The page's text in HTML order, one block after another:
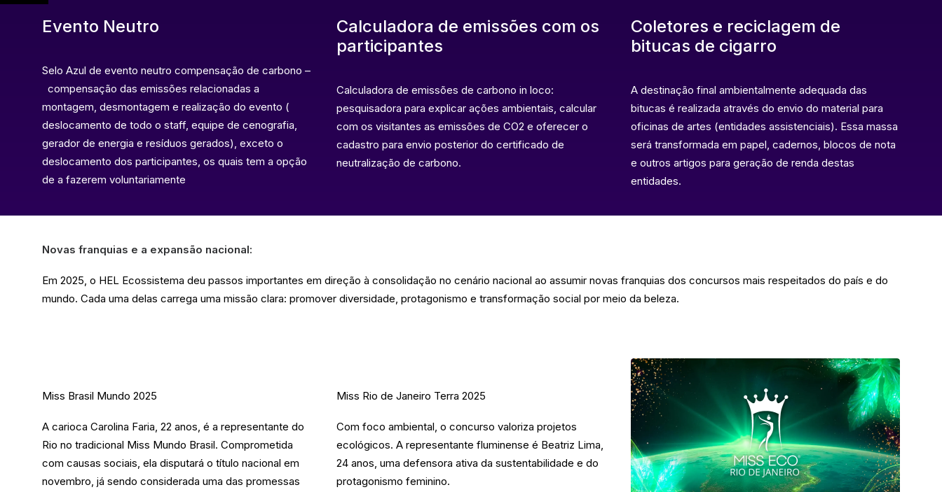
Evento Neutro
Selo Azul de evento neutro compensação de carbono –
compensação das emissões relacionadas a
montagem, desmontagem e realização do evento (
deslocamento de todo o staff, equipe de cenografia,
gerador de energia e resíduos gerados), exceto o
deslocamento dos participantes, os quais tem a opção
de a fazerem voluntariamente
Calculadora de emissões com os
participantes
Calculadora de emissões de carbono in loco:
pesquisadora para explicar ações ambientais, calcular
com os visitantes as emissões de CO2 e oferecer o
cadastro para envio posterior do certificado de
neutralização de carbono.
Coletores e reciclagem de
bitucas de cigarro
A destinação final ambientalmente adequada das
bitucas é realizada através do envio do material para
oficinas de artes (entidades assistenciais). Essa massa
será transformada em papel, cadernos, blocos de nota
e outros artigos para geração de renda destas
entidades.
Novas franquias e a expansão nacional:
Em 2025, o HEL Ecossistema deu passos importantes em direção à consolidação no cenário nacional ao assumir novas franquias dos concursos mais respeitados do país e do
mundo. Cada uma delas carrega uma missão clara: promover diversidade, protagonismo e transformação social por meio da beleza.
Miss Brasil Mundo 2025
A carioca Carolina Faria, 22 anos, é a representante do
Rio no tradicional Miss Mundo Brasil. Comprometida
com causas sociais, ela disputará o título nacional em
novembro, já sendo considerada uma das promessas
Miss Rio de Janeiro Terra 2025
Com foco ambiental, o concurso valoriza projetos
ecológicos. A representante fluminense é Beatriz Lima,
24 anos, uma defensora ativa da sustentabilidade e do
protagonismo feminino.